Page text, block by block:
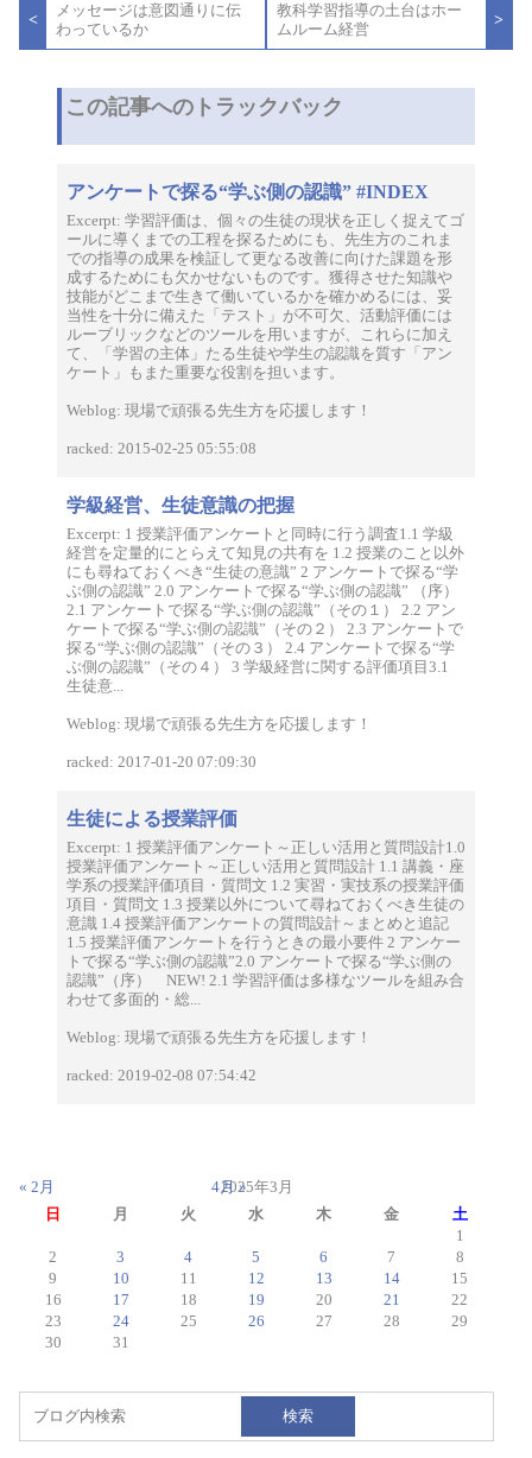
稿
ビ
<
メッセージは意図通りに伝
わっているか
教科学習指導の土台はホー
ムルーム経営
>
この記事へのトラックバック
アンケートで探る“学ぶ側の認識” #INDEX
Excerpt: 学習評価は、個々の生徒の現状を正しく捉えてゴ
ールに導くまでの工程を探るためにも、先生方のこれま
での指導の成果を検証して更なる改善に向けた課題を形
成するためにも欠かせないものです。獲得させた知識や
技能がどこまで生きて働いているかを確かめるには、妥
当性を十分に備えた「テスト」が不可欠、活動評価には
ルーブリックなどのツールを用いますが、これらに加え
て、「学習の主体」たる生徒や学生の認識を質す「アン
ケート」もまた重要な役割を担います。
Weblog: 現場で頑張る先生方を応援します！
racked: 2015-02-25 05:55:08
学級経営、生徒意識の把握
Excerpt: 1 授業評価アンケートと同時に行う調査1.1 学級
経営を定量的にとらえて知見の共有を 1.2 授業のこと以外
にも尋ねておくべき“生徒の意識” 2 アンケートで探る“学
ぶ側の認識” 2.0 アンケートで探る“学ぶ側の認識” （序）
2.1 アンケートで探る“学ぶ側の認識”（その１） 2.2 アン
ケートで探る“学ぶ側の認識”（その２） 2.3 アンケートで
探る“学ぶ側の認識”（その３） 2.4 アンケートで探る“学
ぶ側の認識”（その４） 3 学級経営に関する評価項目3.1
生徒意...
Weblog: 現場で頑張る先生方を応援します！
racked: 2017-01-20 07:09:30
生徒による授業評価
Excerpt: 1 授業評価アンケート～正しい活用と質問設計1.0
授業評価アンケート～正しい活用と質問設計 1.1 講義・座
学系の授業評価項目・質問文 1.2 実習・実技系の授業評価
項目・質問文 1.3 授業以外について尋ねておくべき生徒の
意識 1.4 授業評価アンケートの質問設計～まとめと追記
1.5 授業評価アンケートを行うときの最小要件 2 アンケー
トで探る“学ぶ側の認識”2.0 アンケートで探る“学ぶ側の
認識”（序） NEW! 2.1 学習評価は多様なツールを組み合
わせて多面的・総...
Weblog: 現場で頑張る先生方を応援します！
racked: 2019-02-08 07:54:42
2025年3月
日
月 火 水 木 金
土
1
2
3 4 5 6 7
8
9
10 11 12 13 14
15
16
17 18 19 20 21
22
23
24 25 26 27 28
29
30
31
« 2月 4月 »
検索